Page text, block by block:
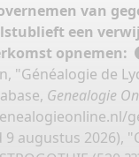
van
een
opnemen:
"Généalogie de
Genealogie
9 augustus 2026),